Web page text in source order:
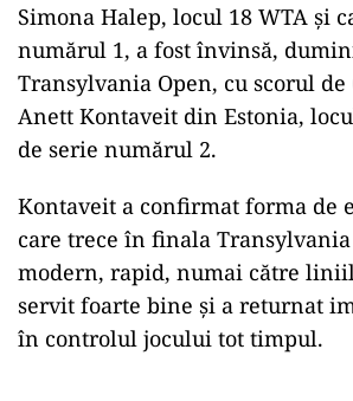
Simona Halep, locul 18 WTA şi
numărul 1, a fost învinsă,
Transylvania Open, cu scorul de
Anett Kontaveit din Estonia,
de serie numărul 2.
Kontaveit a confirmat forma de
care trece în finala
modern, rapid, numai către
servit foarte bine şi a returnat
în controlul jocului tot timpul.